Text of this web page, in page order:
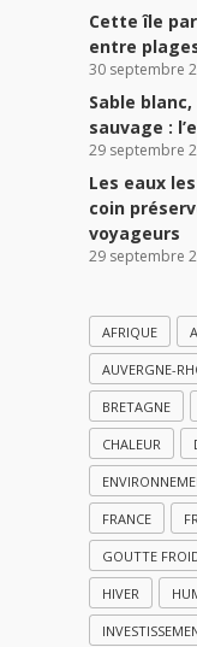
Cette île
entre
30 septembre
Sable
sauvage :
29 septembre
Les eaux
coin
voyageurs
29 septembre
AFRIQUE
AUVERGNE-
BRETAGNE
CHALEUR
FRANCE
GOUTTE
HIVER